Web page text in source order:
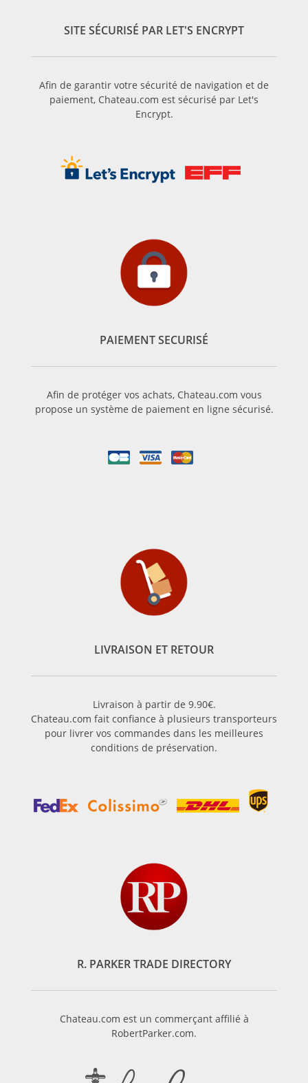
SITE SÉCURISÉ PAR LET'S ENCRYPT
Afin de garantir votre sécurité de navigation et de
paiement, Chateau.com est sécurisé par Let's
Encrypt.
PAIEMENT SECURISÉ
Afin de protéger vos achats, Chateau.com vous
propose un système de paiement en ligne sécurisé.
LIVRAISON ET RETOUR
Livraison à partir de 9.90€.
Chateau.com fait confiance à plusieurs transporteurs
pour livrer vos commandes dans les meilleures
conditions de préservation.
R. PARKER TRADE DIRECTORY
Chateau.com est un commerçant affilié à
RobertParker.com.